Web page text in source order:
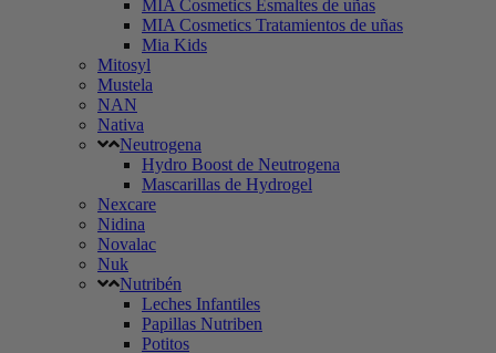
MIA Cosmetics Esmaltes de uñas
MIA Cosmetics Tratamientos de uñas
Mia Kids
Mitosyl
Mustela
NAN
Nativa
Neutrogena
Hydro Boost de Neutrogena
Mascarillas de Hydrogel
Nexcare
Nidina
Novalac
Nuk
Nutribén
Leches Infantiles
Papillas Nutriben
Potitos